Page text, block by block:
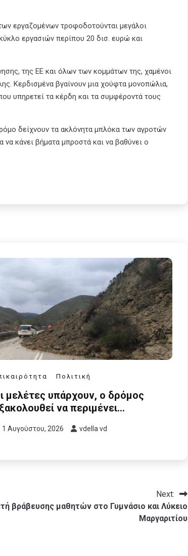
εργαζομένων τροφοδοτούνται μεγάλοι
εργασιών περίπου 20 δισ. ευρώ και
της ΕΕ και όλων των κομμάτων της, χαμένοι
Κερδισμένα βγαίνουν μια χούφτα μονοπώλια,
υπηρετεί τα κέρδη και τα συμφέροντά τους
δείχνουν τα ακλόνητα μπλόκα των αγροτών
κάνει βήματα μπροστά και να βαθύνει ο
Πολιτική
μελέτες υπάρχουν, ο δρόμος
να περιμένει…
1 Αυγούστου, 2026 vdella vd
Next:
βράβευσης μαθητών στο Γυμνάσιο και Λύκειο
Μαργαριτίου